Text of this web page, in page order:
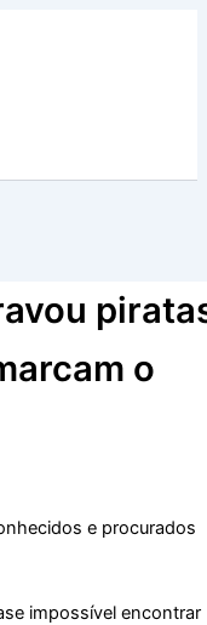
o
e procurados
impossível encontrar